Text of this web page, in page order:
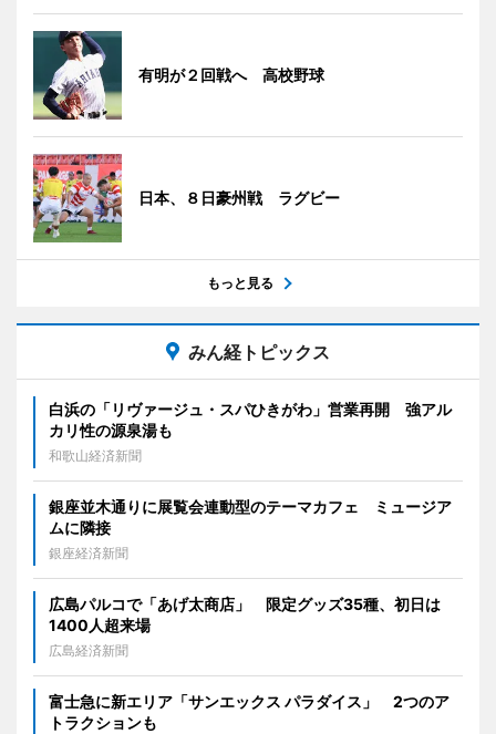
有明が２回戦へ 高校野球
日本、８日豪州戦 ラグビー
もっと見る
みん経トピックス
白浜の「リヴァージュ・スパひきがわ」営業再開 強アル
カリ性の源泉湯も
和歌山経済新聞
銀座並木通りに展覧会連動型のテーマカフェ ミュージア
ムに隣接
銀座経済新聞
広島パルコで「あげ太商店」 限定グッズ35種、初日は
1400人超来場
広島経済新聞
富士急に新エリア「サンエックス パラダイス」 2つのア
トラクションも